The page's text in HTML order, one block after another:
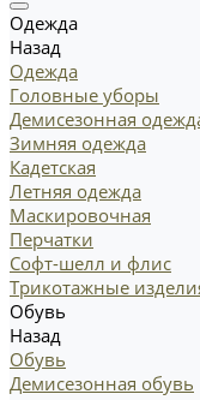
Одежда
Назад
Одежда
Головные уборы
Демисезонная
Зимняя одежда
Кадетская
Летняя одежда
Маскировочная
Перчатки
Софт-шелл и флис
Трикотажные
Обувь
Назад
Обувь
Демисезонная обувь